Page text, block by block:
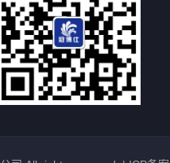
除油污
洗眼镜